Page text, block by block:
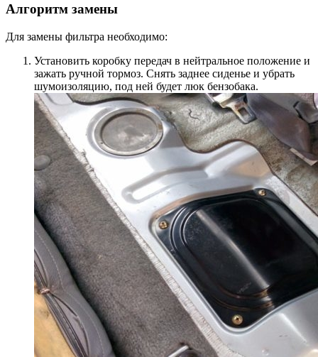
Алгоритм замены
Для замены фильтра необходимо:
Установить коробку передач в нейтральное положение и
зажать ручной тормоз. Снять заднее сиденье и убрать
шумоизоляцию, под ней будет люк бензобака.